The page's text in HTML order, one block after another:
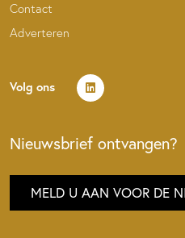
Contact
Adverteren
Volg ons
Nieuwsbrief ontvangen?
MELD U AAN VOOR DE